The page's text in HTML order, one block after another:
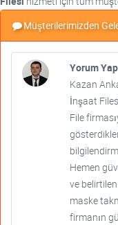
Müşterilerimizden
Yorum
Kazan
İnşaat
File
Hemen
ve
maske
firmanın